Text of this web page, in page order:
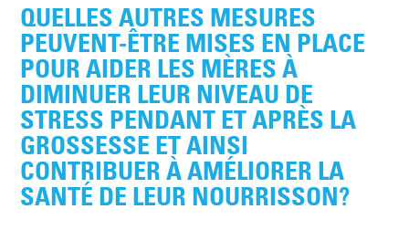
QUELLES AUTRES MESURES
PEUVENT-ÊTRE MISES EN PLACE
POUR AIDER LES MÈRES À
DIMINUER LEUR NIVEAU DE
STRESS PENDANT ET APRÈS LA
GROSSESSE ET AINSI
CONTRIBUER À AMÉLIORER LA
SANTÉ DE LEUR NOURRISSON?